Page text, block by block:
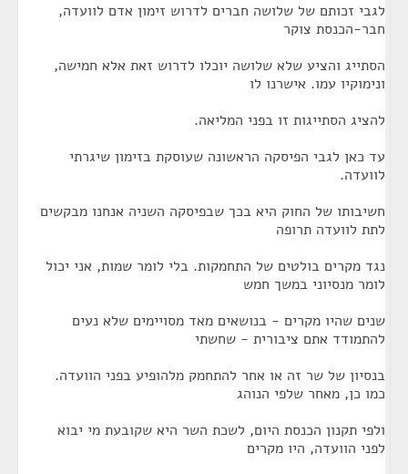
לגבי זכותם של שלושה חברים לדרוש זימון אדם לוועדה,
חבר-הכנסת צוקר
הסתייג והציע שלא שלושה יוכלו לדרוש זאת אלא חמישה,
ונימוקיו עמו. אישרנו לו
להציג הסתייגות זו בפני המליאה.
עד כאן לגבי הפיסקה הראשונה שעוסקת בזימון שיגרתי
לוועדה.
חשיבותו של החוק היא בכך שבפיסקה השניה אנחנו מבקשים
לתת לוועדה תרופה
נגד מקרים בולטים של התחמקות. בלי לומר שמות, אני יכול
לומר מנסיוני במשך חמש
שנים שהיו מקרים - בנושאים מאד מסויימים שלא נעים
להתמודד אתם ציבורית - שחשתי
בנסיון של שר זה או אחר להתחמק מלהופיע בפני הוועדה.
כמו כן, מאחר שלפי הנוהג
ולפי תקנון הכנסת היום, לשכת השר היא שקובעת מי יבוא
לפני הוועדה, היו מקרים